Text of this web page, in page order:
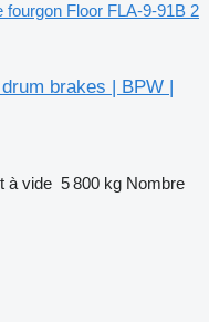
fourgon Floor FLA-9-91B 2
brakes | BPW |
à vide 5 800 kg Nombre